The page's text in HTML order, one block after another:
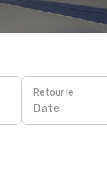
Retour le
Date